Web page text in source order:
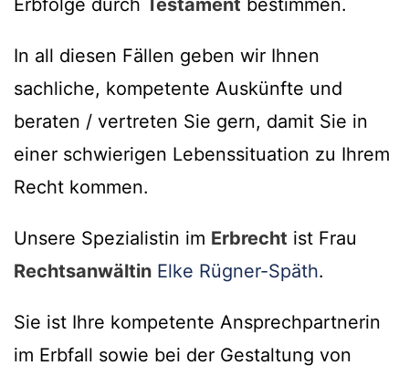
Erbfolge durch Testament bestimmen.
In all diesen Fällen geben wir Ihnen
sachliche, kompetente Auskünfte und
beraten / vertreten Sie gern, damit Sie in
einer schwierigen Lebenssituation zu Ihrem
Recht kommen.
Unsere Spezialistin im Erbrecht ist Frau
Rechtsanwältin Elke Rügner-Späth.
Sie ist Ihre kompetente Ansprechpartnerin
im Erbfall sowie bei der Gestaltung von